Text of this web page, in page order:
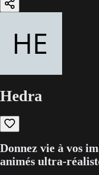
Hedra
Donnez vie à vos
animés ultra-